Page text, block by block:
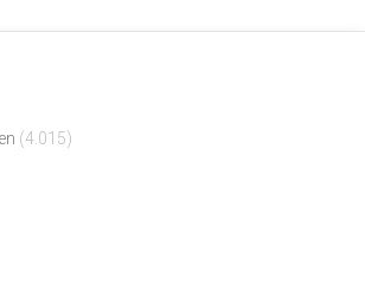
(4.015)